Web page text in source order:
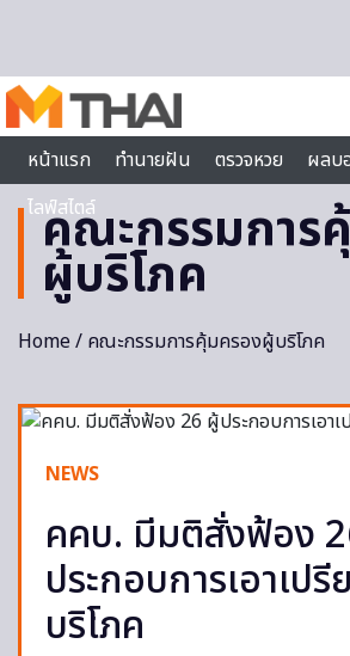
หน้าแรก
ทำนายฝัน ตรวจหวย ผลบ
ไลฟ์สไตล์
คณะกรรมการ
ผู้บริโภค
Home/ คณะกรรมการคุ้มครองผู้บริโภค
NEWS
คคบ. มีมติสั่งฟ้อง
ประกอบการเอาเป
บริโภค